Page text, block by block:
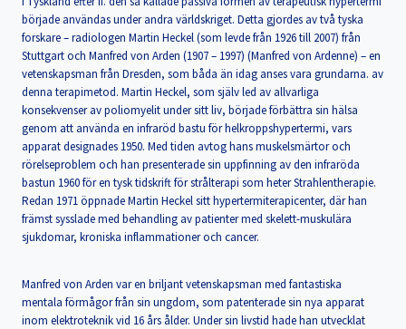
började användas under andra världskriget. Detta gjordes av två tyska
forskare – radiologen Martin Heckel (som levde från 1926 till 2007) från
Stuttgart och Manfred von Arden (1907 – 1997) (Manfred von Ardenne) – en
vetenskapsman från Dresden, som båda än idag anses vara grundarna. av
denna terapimetod. Martin Heckel, som själv led av allvarliga
konsekvenser av poliomyelit under sitt liv, började förbättra sin hälsa
genom att använda en infraröd bastu för helkroppshypertermi, vars
apparat designades 1950. Med tiden avtog hans muskelsmärtor och
rörelseproblem och han presenterade sin uppfinning av den infraröda
bastun 1960 för en tysk tidskrift för strålterapi som heter Strahlentherapie.
Redan 1971 öppnade Martin Heckel sitt hypertermiterapicenter, där han
främst sysslade med behandling av patienter med skelett-muskulära
sjukdomar, kroniska inflammationer och cancer.
Manfred von Arden var en briljant vetenskapsman med fantastiska
mentala förmågor från sin ungdom, som patenterade sin nya apparat
inom elektroteknik vid 16 års ålder. Under sin livstid hade han utvecklat